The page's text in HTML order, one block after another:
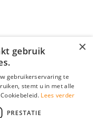
×
gebruik
gebruikerservaring te
stemt u in met alle
Lees verder
PRESTATIE